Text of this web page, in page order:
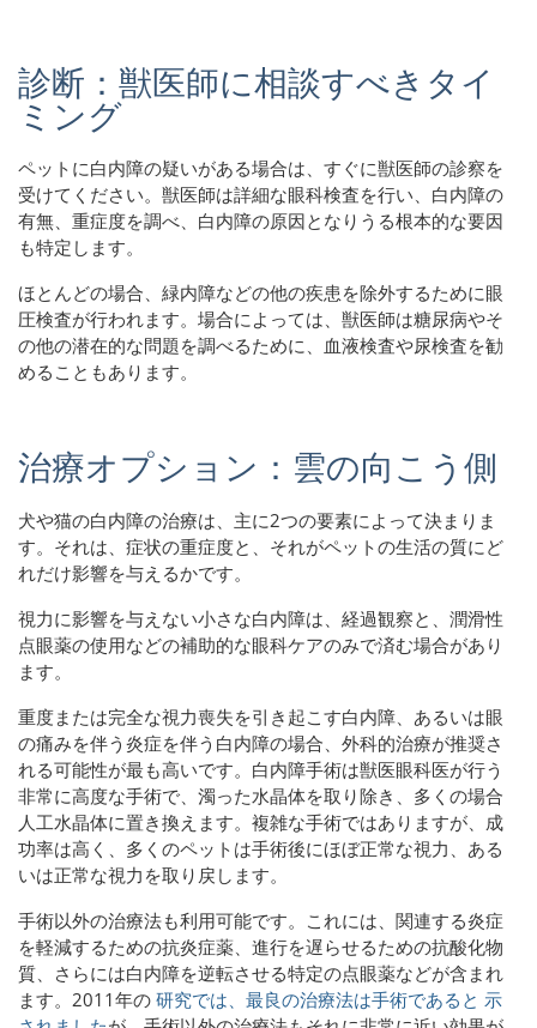
診断：獣医師に相談すべきタイ
ミング
ペットに白内障の疑いがある場合は、すぐに獣医師の診察を
受けてください。獣医師は詳細な眼科検査を行い、白内障の
有無、重症度を調べ、白内障の原因となりうる根本的な要因
も特定します。
ほとんどの場合、緑内障などの他の疾患を除外するために眼
圧検査が行われます。場合によっては、獣医師は糖尿病やそ
の他の潜在的な問題を調べるために、血液検査や尿検査を勧
めることもあります。
治療オプション：雲の向こう側
犬や猫の白内障の治療は、主に2つの要素によって決まりま
す。それは、症状の重症度と、それがペットの生活の質にど
れだけ影響を与えるかです。
視力に影響を与えない小さな白内障は、経過観察と、潤滑性
点眼薬の使用などの補助的な眼科ケアのみで済む場合があり
ます。
重度または完全な視力喪失を引き起こす白内障、あるいは眼
の痛みを伴う炎症を伴う白内障の場合、外科的治療が推奨さ
れる可能性が最も高いです。白内障手術は獣医眼科医が行う
非常に高度な手術で、濁った水晶体を取り除き、多くの場合
人工水晶体に置き換えます。複雑な手術ではありますが、成
功率は高く、多くのペットは手術後にほぼ正常な視力、ある
いは正常な視力を取り戻します。
手術以外の治療法も利用可能です。これには、関連する炎症
を軽減するための抗炎症薬、進行を遅らせるための抗酸化物
質、さらには白内障を逆転させる特定の点眼薬などが含まれ
ます。2011年の 研究では、最良の治療法は手術であると 示